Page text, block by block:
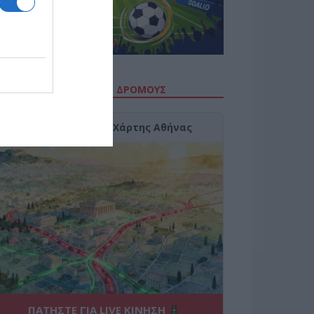
ΤΗΝ ΚΙΝΗΣΗ ΣΤΟΥΣ ΔΡΌΜΟΥΣ
Κίνηση Τώρα: Live Χάρτης Αθήνας
ΠΑΤΗΣΤΕ ΓΙΑ LIVE ΚΙΝΗΣΗ